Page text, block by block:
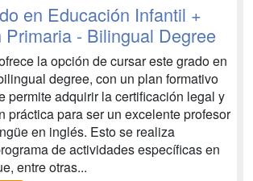
en Educación Infantil +
Primaria - Bilingual Degree
la opción de cursar este grado en
degree, con un plan formativo
permite adquirir la certificación legal y
práctica para ser un excelente profesor
en inglés. Esto se realiza
de actividades específicas en
entre otras...